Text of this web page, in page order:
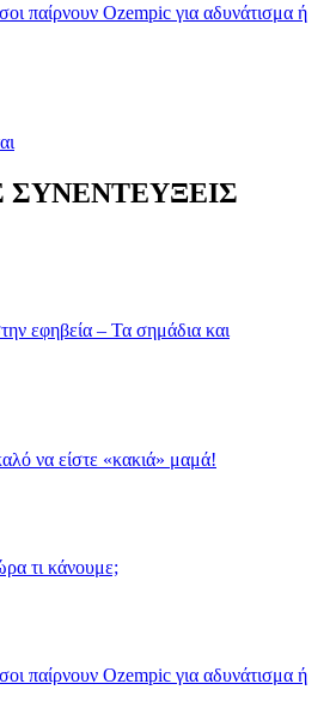
παίρνουν Ozempic για αδυνάτισμα ή
εφηβεία – Τα σημάδια και
να είστε «κακιά» μαμά!
τι κάνουμε;
παίρνουν Ozempic για αδυνάτισμα ή